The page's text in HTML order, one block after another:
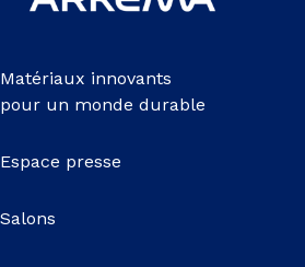
Matériaux innovants
pour un monde durable
Espace presse
Salons